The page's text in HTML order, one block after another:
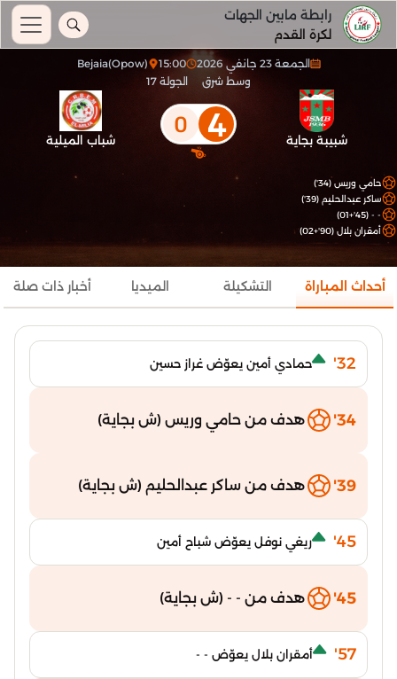
رابطة مابين الجهات
لكرة القدم
الجمعة 23 جانفي 2026 15:00
Bejaia(Opow)
وسط شرق
الجولة 17
شبيبة بجاية 4
0 شباب الميلية
حامي وريس (34')
ساكر عبدالحليم (39')
- - (45'+01)
أمقران بلال (90'+02)
أحداث المباراة التشكيلة الميديا أخبار ذات صلة
32' حمادي أمين يعوّض غراز حسين
34' هدف من حامي وريس (ش بجاية)
39' هدف من ساكر عبدالحليم (ش بجاية)
45' ريغي نوفل يعوّض شباح أمين
45' هدف من - - (ش بجاية)
57' أمقران بلال يعوّض - -